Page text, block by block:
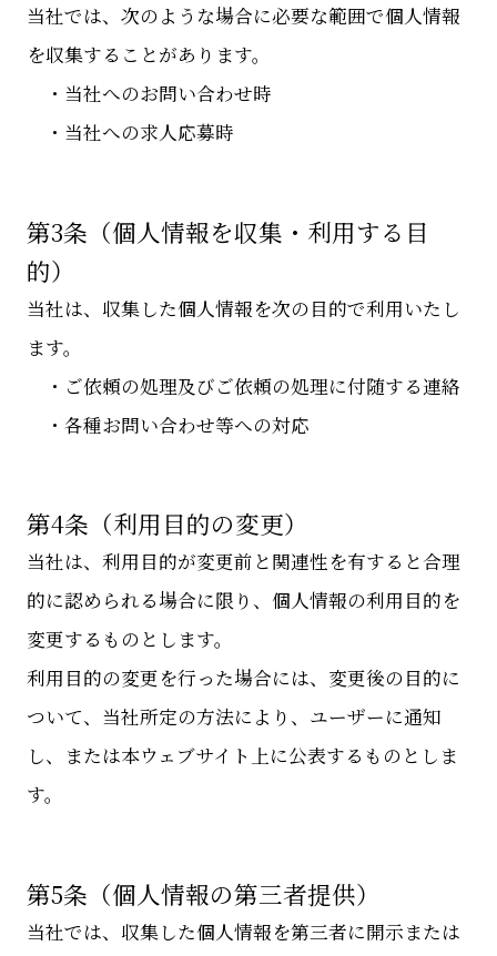
当社では、次のような場合に必要な範囲で個人情報
を収集することがあります。
・当社へのお問い合わせ時
・当社への求人応募時
第3条（個人情報を収集・利用する目
的）
当社は、収集した個人情報を次の目的で利用いたし
ます。
・ご依頼の処理及びご依頼の処理に付随する連絡
・各種お問い合わせ等への対応
第4条（利用目的の変更）
当社は、利用目的が変更前と関連性を有すると合理
的に認められる場合に限り、個人情報の利用目的を
変更するものとします。
利用目的の変更を行った場合には、変更後の目的に
ついて、当社所定の方法により、ユーザーに通知
し、または本ウェブサイト上に公表するものとしま
す。
第5条（個人情報の第三者提供）
当社では、収集した個人情報を第三者に開示または